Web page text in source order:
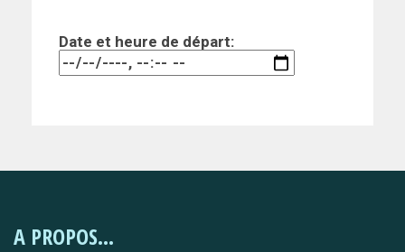
Date et heure de départ:
A PROPOS...